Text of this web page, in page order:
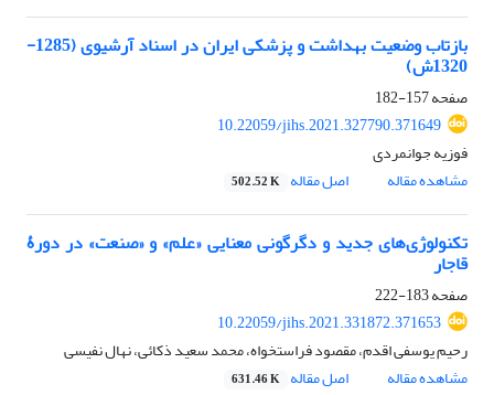
بازتاب وضعیت بهداشت و پزشکی ایران در اسناد آرشیوی (1285-
1320ش)
صفحه157-182
10.22059/jihs.2021.327790.371649
فوزیه جوانمردی
مشاهده مقاله
اصل مقاله 502.52 K
تکنولوژی‌های جدید و دگرگونی معنایی «علم» و «صنعت» در دورۀ
قاجار
صفحه183-222
10.22059/jihs.2021.331872.371653
رحیم یوسفی اقدم، مقصود فراستخواه، محمد سعید ذکائی، نهال نفیسی
مشاهده مقاله
اصل مقاله 631.46 K